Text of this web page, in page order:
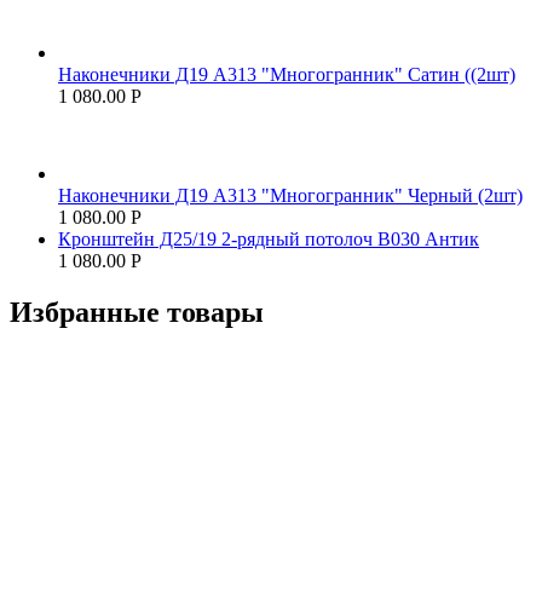
Наконечники Д19 А313 "Многогранник" Сатин ((2шт)
1 080.00 Р
Наконечники Д19 А313 "Многогранник" Черный (2шт)
1 080.00 Р
Кронштейн Д25/19 2-рядный потолоч В030 Антик
1 080.00 Р
Избранные товары